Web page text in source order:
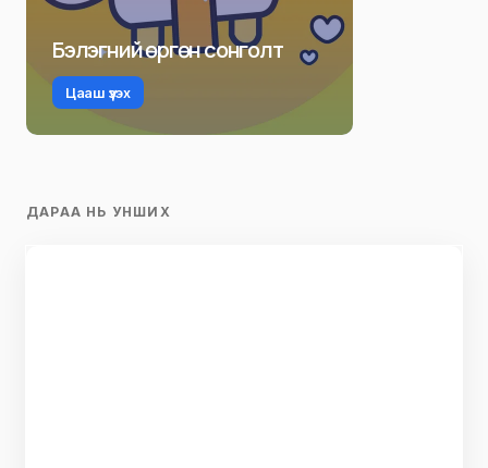
Бэлэгний өргөн сонголт
Цааш үзэх
ДАРАА НЬ УНШИХ